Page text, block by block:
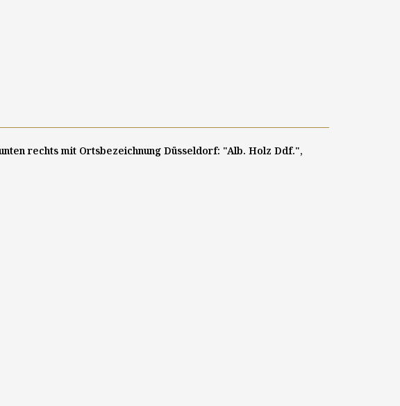
rechts mit Ortsbezeichnung Düsseldorf: "Alb. Holz Ddf.",